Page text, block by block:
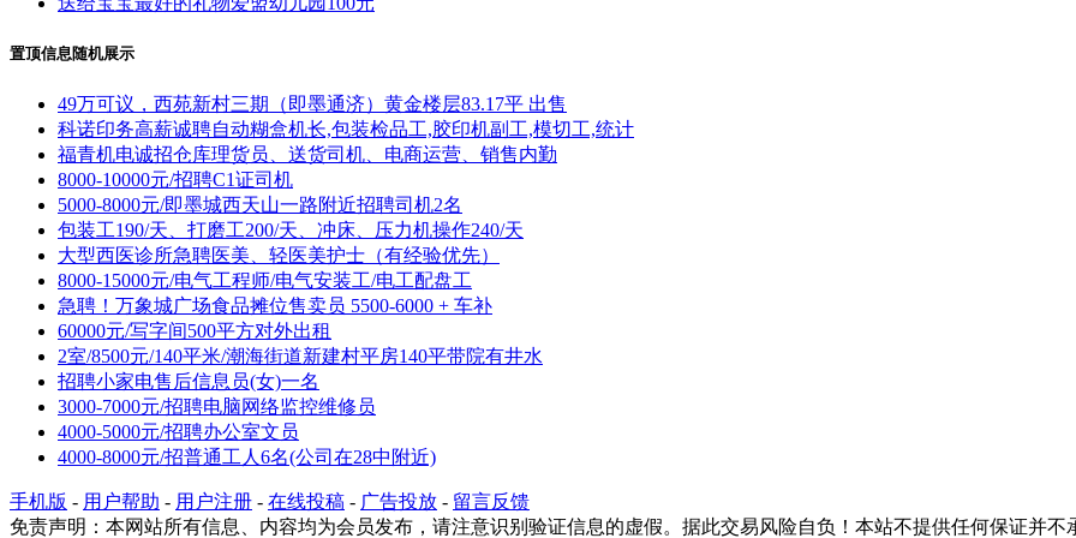
置顶信息随机展示
49万可议，西苑新村三期（即墨通济）黄金楼层83.17平 出售
科诺印务高薪诚聘自动糊盒机长,包装检品工,胶印机副工,模切工,统计
福青机电诚招仓库理货员、送货司机、电商运营、销售内勤
8000-10000元/招聘C1证司机
5000-8000元/即墨城西天山一路附近招聘司机2名
包装工190/天、打磨工200/天、冲床、压力机操作240/天
大型西医诊所急聘医美、轻医美护士（有经验优先）
8000-15000元/电气工程师/电气安装工/电工配盘工
急聘！万象城广场食品摊位售卖员 5500-6000 + 车补
60000元/写字间500平方对外出租
2室/8500元/140平米/潮海街道新建村平房140平带院有井水
招聘小家电售后信息员(女)一名
3000-7000元/招聘电脑网络监控维修员
4000-5000元/招聘办公室文员
4000-8000元/招普通工人6名(公司在28中附近)
手机版 - 用户帮助 - 用户注册 - 在线投稿 - 广告投放 - 留言反馈
免责声明：本网站所有信息、内容均为会员发布，请注意识别验证信息的虚假。据此交易风险自负！本站不提供任何保证并不